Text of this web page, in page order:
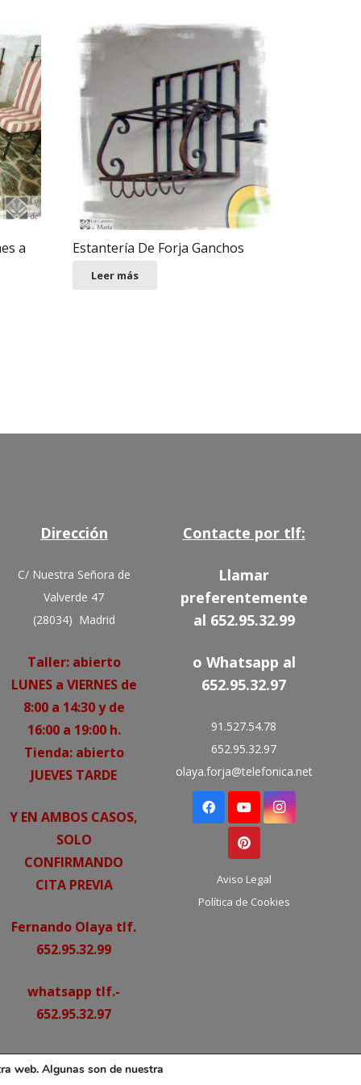
a Estantería De Forja Ganchos
Leer más
Dirección
C/ Nuestra Señora de
Valverde 47
(28034) Madrid
Taller: abierto
LUNES a VIERNES de
8:00 a 14:30 y de
16:00 a 19:00 h.
Tienda: abierto
JUEVES TARDE
Y EN AMBOS CASOS,
SOLO
CONFIRMANDO
CITA PREVIA
Fernando Olaya tlf.
652.95.32.99
whatsapp tlf.-
652.95.32.97
o por correo:
olaya.forja@telefonica.net
Contacte por tlf:
Llamar
preferentemente
al 652.95.32.99
o Whatsapp al
652.95.32.97
91.527.54.78
652.95.32.97
olaya.forja@telefonica.net
Aviso Legal
Política de Cookies
web. Algunas son de nuestra